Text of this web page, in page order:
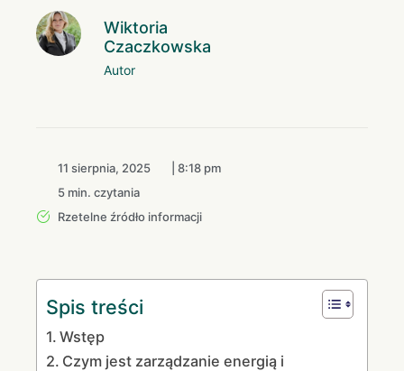
Wiktoria
Czaczkowska
Autor
11 sierpnia, 2025
8:18 pm
5 min. czytania
Rzetelne źródło informacji
Spis treści
Wstęp
Czym jest zarządzanie energią i